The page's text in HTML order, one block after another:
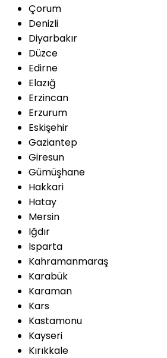
Çorum
Denizli
Diyarbakır
Düzce
Edirne
Elazığ
Erzincan
Erzurum
Eskişehir
Gaziantep
Giresun
Gümüşhane
Hakkari
Hatay
Mersin
Iğdır
Isparta
Kahramanmaraş
Karabük
Karaman
Kars
Kastamonu
Kayseri
Kırıkkale